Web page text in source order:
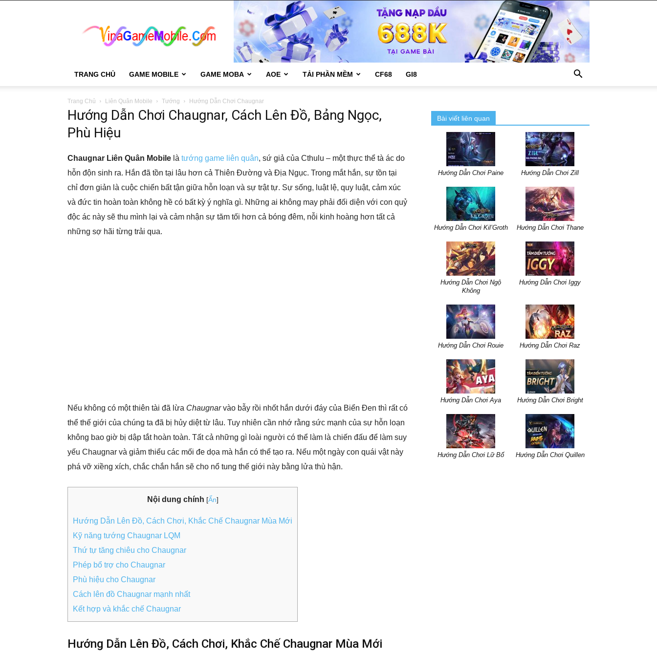
Mobile
TRANG CHỦ GAME MOBILE GAME MOBA AOE TẢI PHẦN MỀM CF68 GI8
Trang Chủ Liên Quân Mobile Tướng Hướng Dẫn Chơi Chaugnar
Hướng Dẫn Chơi Chaugnar, Cách Lên Đồ, Bảng Ngọc,
Phù Hiệu
Chaugnar Liên Quân Mobile là tướng game liên quân, sứ giả của Cthulu – một thực thể tà ác do
hỗn độn sinh ra. Hắn đã tồn tại lâu hơn cả Thiên Đường và Địa Ngục. Trong mắt hắn, sự tồn tại
chỉ đơn giản là cuộc chiến bất tận giữa hỗn loạn và sự trật tự. Sự sống, luật lệ, quy luật, cảm xúc
và đức tin hoàn toàn không hề có bất kỳ ý nghĩa gì. Những ai không may phải đối diện với con quỷ
độc ác này sẽ thu mình lại và cảm nhận sự tăm tối hơn cả bóng đêm, nỗi kinh hoàng hơn tất cả
những sợ hãi từng trải qua.
Nếu không có một thiên tài đã lừa Chaugnarvào bẫy rồi nhốt hắn dưới đáy của Biển Đen thì rất có
thể thế giới của chúng ta đã bị hủy diệt từ lâu. Tuy nhiên cần nhớ rằng sức mạnh của sự hỗn loạn
không bao giờ bị dập tắt hoàn toàn. Tất cả những gì loài người có thể làm là chiến đấu để làm suy
yếu Chaugnar và giảm thiểu các mối đe dọa mà hắn có thể tạo ra. Nếu một ngày con quái vật này
phá vỡ xiềng xích, chắc chắn hắn sẽ cho nổ tung thế giới này bằng lửa thù hận.
Nội dung chính [Ẩn]
Hướng Dẫn Lên Đồ, Cách Chơi, Khắc Chế Chaugnar Mùa Mới
Kỹ năng tướng Chaugnar LQM
Thứ tự tăng chiêu cho Chaugnar
Phép bổ trợ cho Chaugnar
Phù hiệu cho Chaugnar
Cách lên đồ Chaugnar mạnh nhất
Kết hợp và khắc chế Chaugnar
Hướng Dẫn Lên Đồ, Cách Chơi, Khắc Chế Chaugnar Mùa Mới
Bài viết liên quan
Hướng Dẫn Chơi Paine Hướng Dẫn Chơi Zill
Hướng Dẫn Chơi Kil’Groth Hướng Dẫn Chơi Thane
Hướng Dẫn Chơi Ngộ
Không
Hướng Dẫn Chơi Iggy
Hướng Dẫn Chơi Rouie Hướng Dẫn Chơi Raz
Hướng Dẫn Chơi Aya Hướng Dẫn Chơi Bright
Hướng Dẫn Chơi Lữ Bố Hướng Dẫn Chơi Quillen